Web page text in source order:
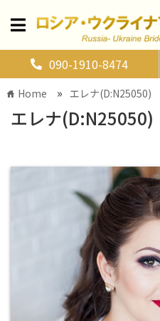
090-1910-8474
home Home » エレナ(D:N25050)
エレナ(D:N25050)